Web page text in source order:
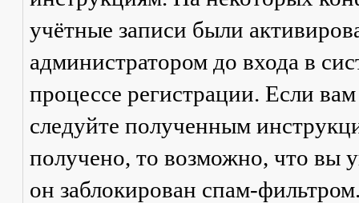
учётные записи были
администратором до входа в
процессе регистрации. Если
следуйте полученным
получено, то возможно, что вы
он заблокирован спам-